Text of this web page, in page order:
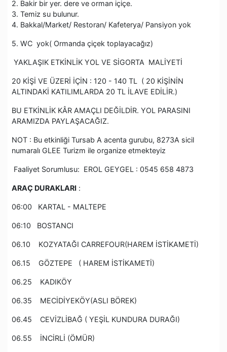
2. Bakir bir yer. dere ve orman içiçe.
3. Temiz su bulunur.
4. Bakkal/Market/ Restoran/ Kafeterya/ Pansiyon yok
5. WC yok( Ormanda çiçek toplayacağız)
YAKLAŞIK ETKİNLİK YOL VE SİGORTA MALİYETİ
20 KİŞİ VE ÜZERİ İÇİN : 120 - 140 TL ( 20 KİŞİNİN
ALTINDAKİ KATILIMLARDA 20 TL İLAVE EDİLİR.)
BU ETKİNLİK KÂR AMAÇLI DEĞİLDİR. YOL PARASINI
ARAMIZDA PAYLAŞACAĞIZ.
NOT : Bu etkinliği Tursab A acenta gurubu, 8273A sicil
numaralı GLEE Turizm ile organize etmekteyiz
Faaliyet Sorumlusu: EROL GEYGEL : 0545 658 4873
ARAÇ DURAKLARI :
06:00 KARTAL - MALTEPE
06:10 BOSTANCI
06.10 KOZYATAĞI CARREFOUR(HAREM İSTİKAMETİ)
06.15 GÖZTEPE ( HAREM İSTİKAMETİ)
06.25 KADIKÖY
06.35 MECİDİYEKÖY(ASLI BÖREK)
06.45 CEVİZLİBAĞ ( YEŞİL KUNDURA DURAĞI)
06.55 İNCİRLİ (ÖMÜR)